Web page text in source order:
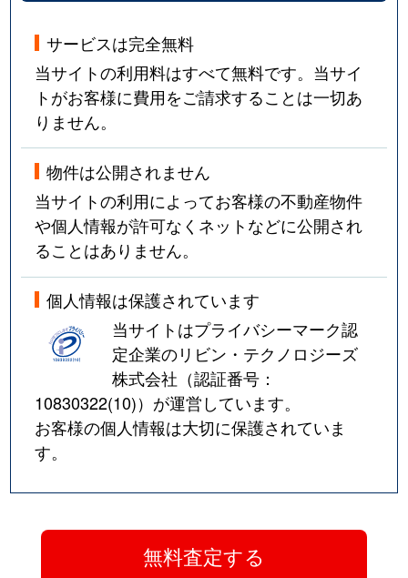
サービスは完全無料
当サイトの利用料はすべて無料です。当サイ
トがお客様に費用をご請求することは一切あ
りません。
物件は公開されません
当サイトの利用によってお客様の不動産物件
や個人情報が許可なくネットなどに公開され
ることはありません。
個人情報は保護されています
当サイトはプライバシーマーク認
定企業のリビン・テクノロジーズ
株式会社（認証番号：
10830322(10)）が運営しています。
お客様の個人情報は大切に保護されていま
す。